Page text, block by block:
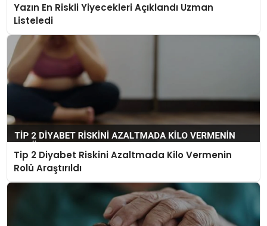
Yazın En Riskli Yiyecekleri Açıklandı Uzman
Listeledi
Tip 2 Diyabet Riskini Azaltmada Kilo Vermenin
Rolü Araştırıldı